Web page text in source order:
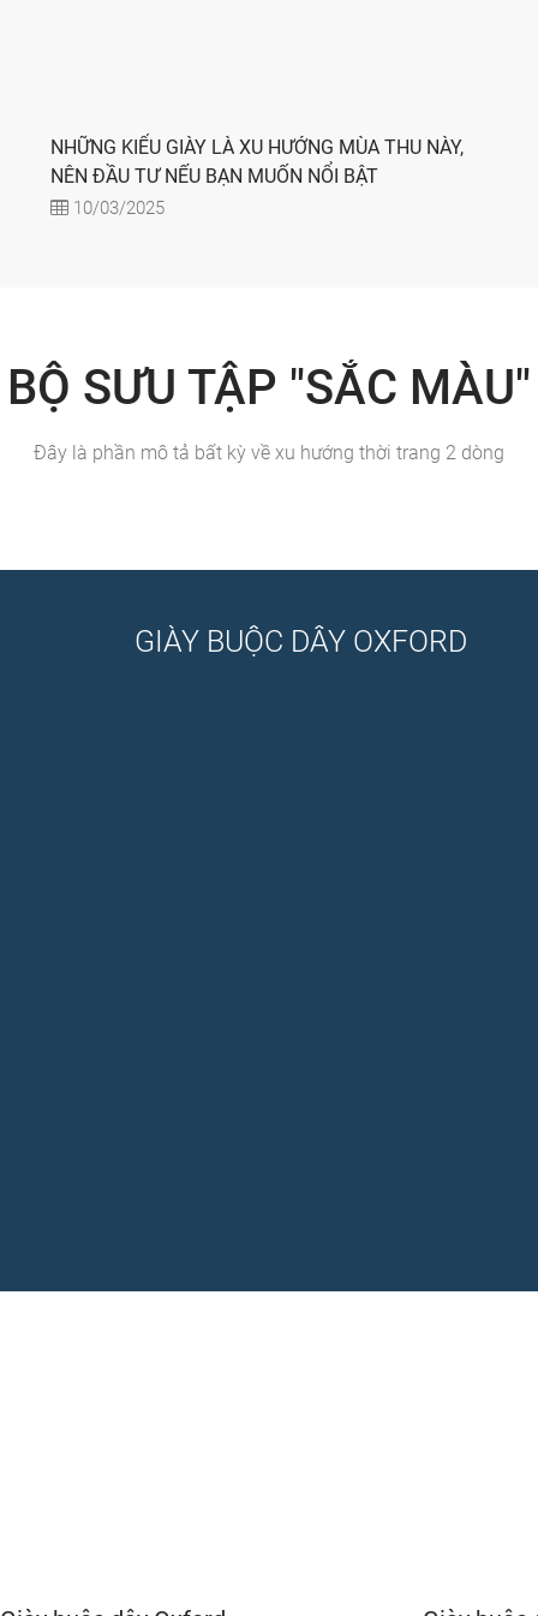
NHỮNG KIỂU GIÀY LÀ XU HƯỚNG MÙA THU NÀY,
NÊN ĐẦU TƯ NẾU BẠN MUỐN NỔI BẬT
10/03/2025
BỘ SƯU TẬP "SẮC MÀU"
Đây là phần mô tả bất kỳ về xu hướng thời trang 2 dòng
GIÀY BUỘC DÂY OXFORD